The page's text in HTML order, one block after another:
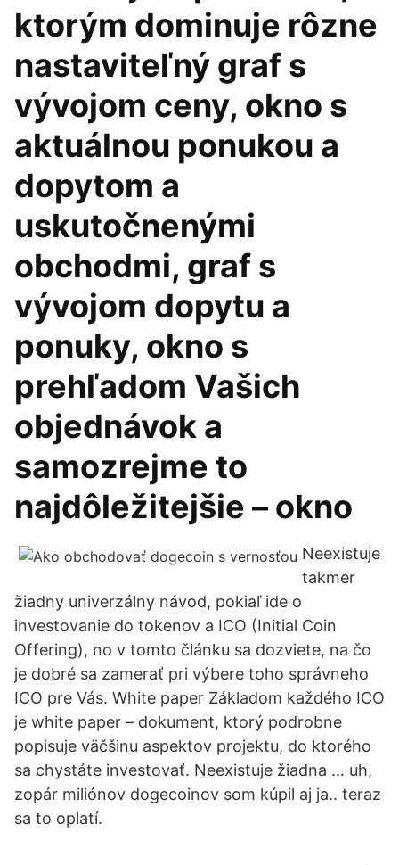
ktorým dominuje rôzne
nastaviteľný graf s
vývojom ceny, okno s
aktuálnou ponukou a
dopytom a
uskutočnenými
obchodmi, graf s
vývojom dopytu a
ponuky, okno s
prehľadom Vašich
objednávok a
samozrejme to
najdôležitejšie – okno
Neexistuje
takmer
žiadny univerzálny návod, pokiaľ ide o
investovanie do tokenov a ICO (Initial Coin
Offering), no v tomto článku sa dozviete, na čo
je dobré sa zamerať pri výbere toho správneho
ICO pre Vás. White paper Základom každého ICO
je white paper – dokument, ktorý podrobne
popisuje väčšinu aspektov projektu, do ktorého
sa chystáte investovať. Neexistuje žiadna … uh,
zopár miliónov dogecoinov som kúpil aj ja.. teraz
sa to oplatí.